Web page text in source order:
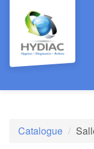
Aller au menu
Aller au contenu
Personnaliser
Catalogue